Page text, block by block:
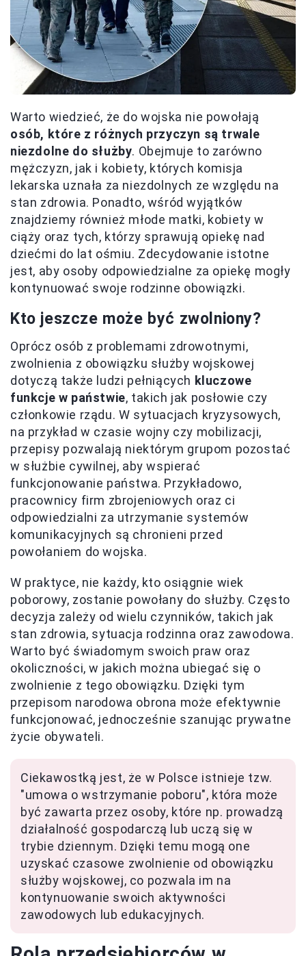
Warto wiedzieć, że do wojska nie powołają
osób, które z różnych przyczyn są trwale
niezdolne do służby. Obejmuje to zarówno
mężczyzn, jak i kobiety, których komisja
lekarska uznała za niezdolnych ze względu na
stan zdrowia. Ponadto, wśród wyjątków
znajdziemy również młode matki, kobiety w
ciąży oraz tych, którzy sprawują opiekę nad
dziećmi do lat ośmiu. Zdecydowanie istotne
jest, aby osoby odpowiedzialne za opiekę mogły
kontynuować swoje rodzinne obowiązki.
Kto jeszcze może być zwolniony?
Oprócz osób z problemami zdrowotnymi,
zwolnienia z obowiązku służby wojskowej
dotyczą także ludzi pełniących kluczowe
funkcje w państwie, takich jak posłowie czy
członkowie rządu. W sytuacjach kryzysowych,
na przykład w czasie wojny czy mobilizacji,
przepisy pozwalają niektórym grupom pozostać
w służbie cywilnej, aby wspierać
funkcjonowanie państwa. Przykładowo,
pracownicy firm zbrojeniowych oraz ci
odpowiedzialni za utrzymanie systemów
komunikacyjnych są chronieni przed
powołaniem do wojska.
W praktyce, nie każdy, kto osiągnie wiek
poborowy, zostanie powołany do służby. Często
decyzja zależy od wielu czynników, takich jak
stan zdrowia, sytuacja rodzinna oraz zawodowa.
Warto być świadomym swoich praw oraz
okoliczności, w jakich można ubiegać się o
zwolnienie z tego obowiązku. Dzięki tym
przepisom narodowa obrona może efektywnie
funkcjonować, jednocześnie szanując prywatne
życie obywateli.
Ciekawostką jest, że w Polsce istnieje tzw.
"umowa o wstrzymanie poboru", która może
być zawarta przez osoby, które np. prowadzą
działalność gospodarczą lub uczą się w
trybie dziennym. Dzięki temu mogą one
uzyskać czasowe zwolnienie od obowiązku
służby wojskowej, co pozwala im na
kontynuowanie swoich aktywności
zawodowych lub edukacyjnych.